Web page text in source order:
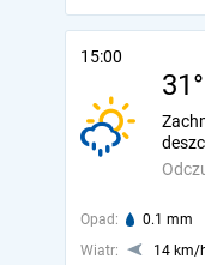
15:00
Opad: 0.1 mm
Wiatr:
14 km/